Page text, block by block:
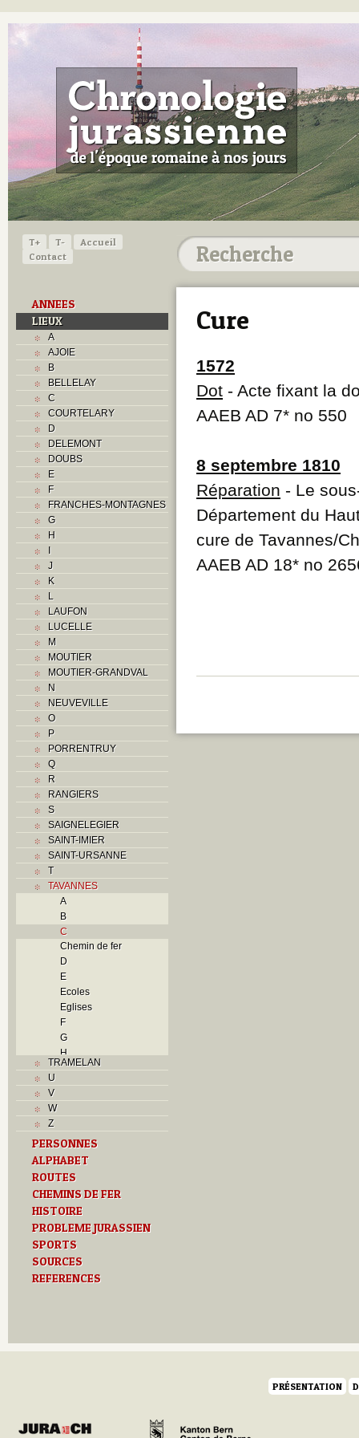
T+ T-
Accueil
Contact
ANNEES
LIEUX
A
AJOIE
B
BELLELAY
C
COURTELARY
D
DELEMONT
DOUBS
E
F
FRANCHES-MONTAGNES
G
H
I
J
K
L
LAUFON
LUCELLE
M
MOUTIER
MOUTIER-GRANDVAL
N
NEUVEVILLE
O
P
PORRENTRUY
Q
R
RANGIERS
S
SAIGNELEGIER
SAINT-IMIER
SAINT-URSANNE
T
TAVANNES
A
B
C
Chemin de fer
D
E
Ecoles
Eglises
F
G
H
I
P
Problème jurassien
R
Routes
S
Textes
Z
TRAMELAN
U
V
W
Z
PERSONNES
ALPHABET
ROUTES
CHEMINS DE FER
HISTOIRE
PROBLEME JURASSIEN
SPORTS
SOURCES
REFERENCES
Cure
1572
Dot - Acte fixant la
AAEB AD 7* no 550
8 septembre 1810
Réparation - Le
Département du
cure de Tavannes/
AAEB AD 18* no
PRÉSENTATION